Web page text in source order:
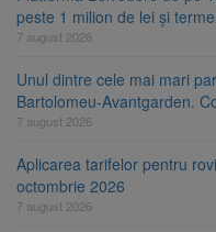
peste 1 milion de lei și
7 august 2026
Unul dintre cele mai mari
Bartolomeu-Avantgarden.
7 august 2026
Aplicarea tarifelor pentru
octombrie 2026
7 august 2026